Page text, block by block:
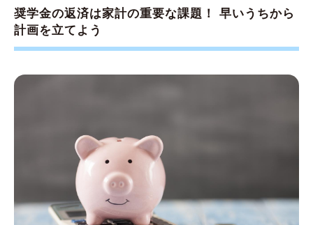
奨学金の返済は家計の重要な課題！ 早いうちから
計画を立てよう